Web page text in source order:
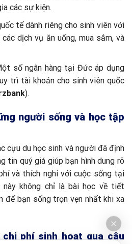
các sự kiện.
tế dành riêng cho sinh viên với
dịch vụ ăn uống, mua sắm, và
số ngân hàng tại Đức áp dụng
trì tài khoản cho sinh viên quốc
).
người sống và học tập
cựu du học sinh và người đã định
tin quý giá giúp bạn hình dung rõ
và thích nghi với cuộc sống tại
này không chỉ là bài học về tiết
để bạn sống trọn vẹn nhất khi xa
phí sinh hoạt qua câu